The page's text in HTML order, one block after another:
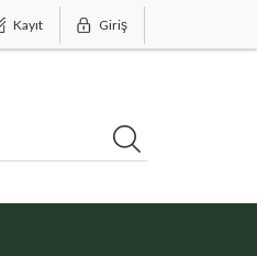
Kayıt Giriş